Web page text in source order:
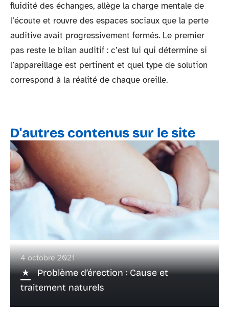
fluidité des échanges, allège la charge mentale de
l’écoute et rouvre des espaces sociaux que la perte
auditive avait progressivement fermés. Le premier
pas reste le bilan auditif : c’est lui qui détermine si
l’appareillage est pertinent et quel type de solution
correspond à la réalité de chaque oreille.
D'autres contenus sur le site
4 octobre 2021
Problème d’érection : Cause et
traitement naturels